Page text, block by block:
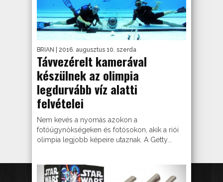
BRIAN | 2016. augusztus 10. szerda
Távvezérelt kamerával
készülnek az olimpia
legdurvább víz alatti
felvételei
Nem kevés a nyomás azokon a
fotóügynökségeken és fotósokon, akik a riói
olimpia legjobb képeire utaznak. A Getty...